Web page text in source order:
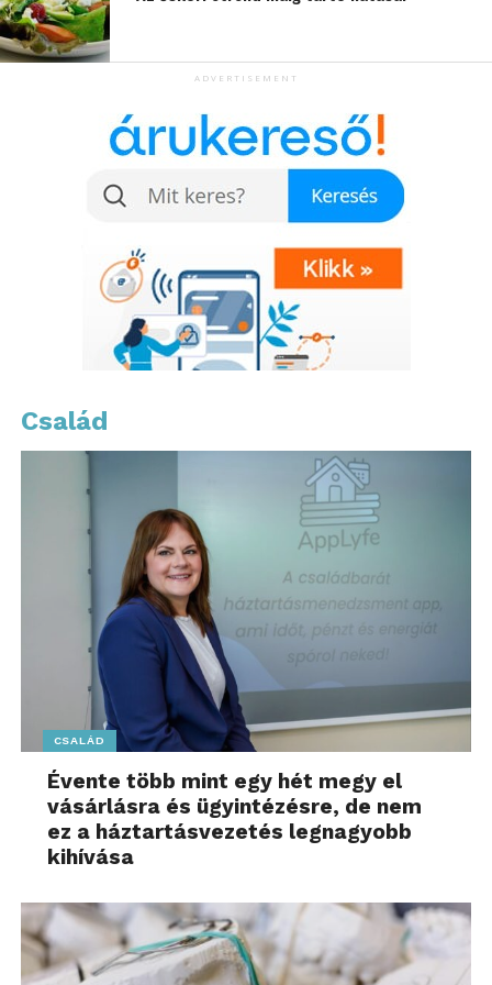
legjobb megoldás szülessen meg.
További friss híreket talál a www.sziamaci.hu
főoldalán! Kövesse a technológiai híreket és
csatlakozzon hozzánk aFacebookonis!
ADVERTISEMENT
Család
CSALÁD
Évente több mint egy hét megy el
vásárlásra és ügyintézésre, de nem
ez a háztartásvezetés legnagyobb
kihívása